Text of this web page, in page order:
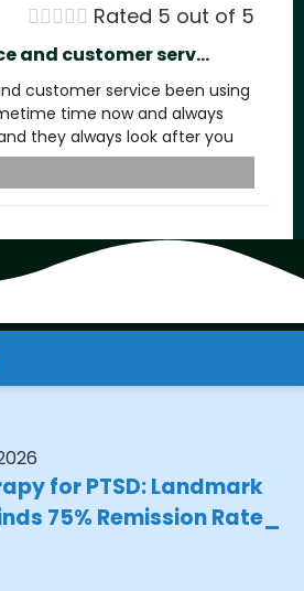
 Rated 5 out of 5
and customer serv...
customer service been using
time now and always
they always look after you
for PTSD: Landmark
75% Remission Rate